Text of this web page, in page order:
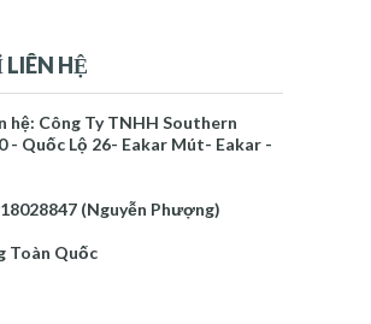
(30)
(34)
(35)
vi phạm
HỆ
hệ: Công Ty TNHH Southern
- Quốc Lộ 26- Eakar Mút- Eakar -
(Nguyễn Phượng)
Toàn Quốc